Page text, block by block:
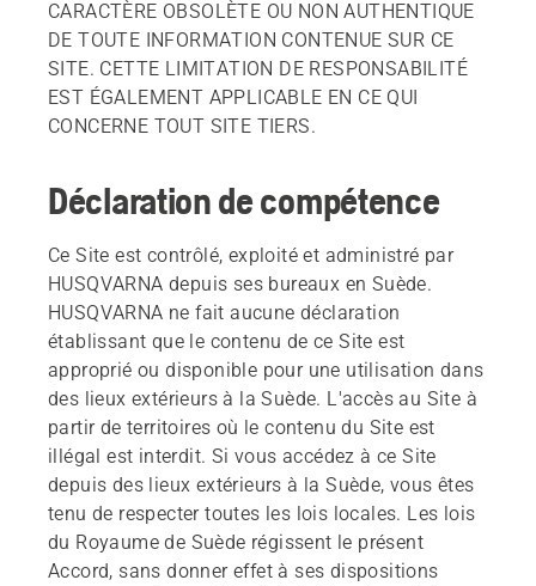
CARACTÈRE OBSOLÈTE OU NON AUTHENTIQUE
DE TOUTE INFORMATION CONTENUE SUR CE
SITE. CETTE LIMITATION DE RESPONSABILITÉ
EST ÉGALEMENT APPLICABLE EN CE QUI
CONCERNE TOUT SITE TIERS.
Déclaration de compétence
Ce Site est contrôlé, exploité et administré par
HUSQVARNA depuis ses bureaux en Suède.
HUSQVARNA ne fait aucune déclaration
établissant que le contenu de ce Site est
approprié ou disponible pour une utilisation dans
des lieux extérieurs à la Suède. L'accès au Site à
partir de territoires où le contenu du Site est
illégal est interdit. Si vous accédez à ce Site
depuis des lieux extérieurs à la Suède, vous êtes
tenu de respecter toutes les lois locales. Les lois
du Royaume de Suède régissent le présent
Accord, sans donner effet à ses dispositions